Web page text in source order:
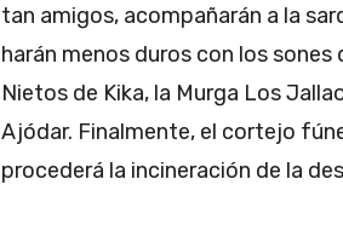
tan amigos, acompañarán a la
harán menos duros con los
Nietos de Kika, la Murga Los
Ajódar. Finalmente, el cortejo
procederá la incineración de la